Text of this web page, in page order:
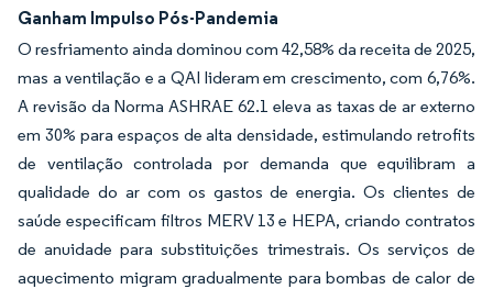
Ganham Impulso Pós-Pandemia
O resfriamento ainda dominou com 42,58% da receita de 2025,
mas a ventilação e a QAI lideram em crescimento, com 6,76%.
A revisão da Norma ASHRAE 62.1 eleva as taxas de ar externo
em 30% para espaços de alta densidade, estimulando retrofits
de ventilação controlada por demanda que equilibram a
qualidade do ar com os gastos de energia. Os clientes de
saúde especificam filtros MERV 13 e HEPA, criando contratos
de anuidade para substituições trimestrais. Os serviços de
aquecimento migram gradualmente para bombas de calor de